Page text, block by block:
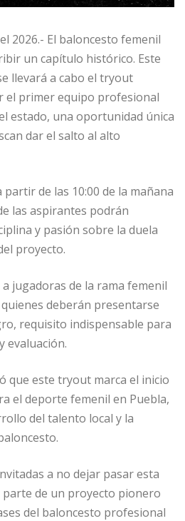
2026.- El baloncesto femenil
un capítulo histórico. Este
llevará a cabo el tryout
el primer equipo profesional
estado, una oportunidad única
dar el salto al alto
de las 10:00 de la mañana
las aspirantes podrán
y pasión sobre la duela
proyecto.
jugadoras de la rama femenil
deberán presentarse
requisito indispensable para
evaluación.
que este tryout marca el inicio
el deporte femenil en Puebla,
del talento local y la
a no dejar pasar esta
de un proyecto pionero
del baloncesto profesional